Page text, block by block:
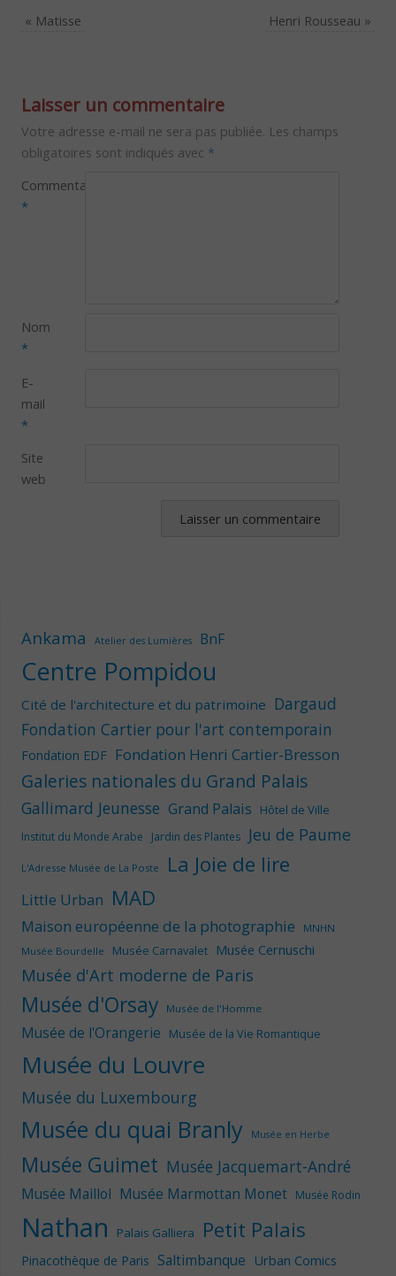
« Matisse Henri Rousseau »
Laisser un commentaire
Votre adresse e-mail ne sera pas publiée. Les champs
obligatoires sont indiqués avec *
Commentaire
*
Nom
*
E-
mail
*
Site
web
Ankama Atelier des Lumières BnF
Centre Pompidou
Cité de l'architecture et du patrimoine Dargaud
Fondation Cartier pour l'art contemporain
Fondation EDF Fondation Henri Cartier-Bresson
Galeries nationales du Grand Palais
Gallimard Jeunesse Grand Palais Hôtel de Ville
Institut du Monde Arabe Jardin des Plantes Jeu de Paume
L'Adresse Musée de La Poste La Joie de lire
Little Urban MAD
Maison européenne de la photographie
MNHN
Musée Bourdelle
Musée Carnavalet Musée Cernuschi
Musée d'Art moderne de Paris
Musée d'Orsay Musée de l'Homme
Musée de l'Orangerie Musée de la Vie Romantique
Musée du Louvre
Musée du Luxembourg
Musée du quai Branly Musée en Herbe
Musée Guimet Musée Jacquemart-André
Musée Maillol Musée Marmottan Monet Musée Rodin
Nathan Palais Galliera Petit Palais
Pinacothèque de Paris Saltimbanque Urban Comics